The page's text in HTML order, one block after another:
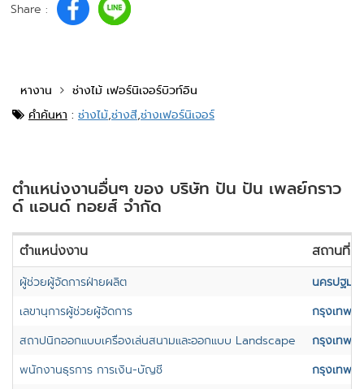
Share :
หางาน
ช่างไม้ เฟอร์นิเจอร์บิวท์อิน
คำค้นหา : ช่างไม้,ช่างสี,ช่างเฟอร์นิเจอร์
ตำแหน่งงานอื่นๆ ของ บริษัท ปัน ปัน เพลย์กราว
ด์ แอนด์ ทอยส์ จำกัด
ตำแหน่งงาน สถานที่ป
ผู้ช่วยผู้จัดการฝ่ายผลิต นครปฐม
เลขานุการผู้ช่วยผู้จัดการ
กรุงเทพม
สถาปนิกออกแบบเครื่องเล่นสนามและออกแบบ Landscape
กรุงเทพม
พนักงานธุรการ การเงิน-บัญชี
กรุงเทพม